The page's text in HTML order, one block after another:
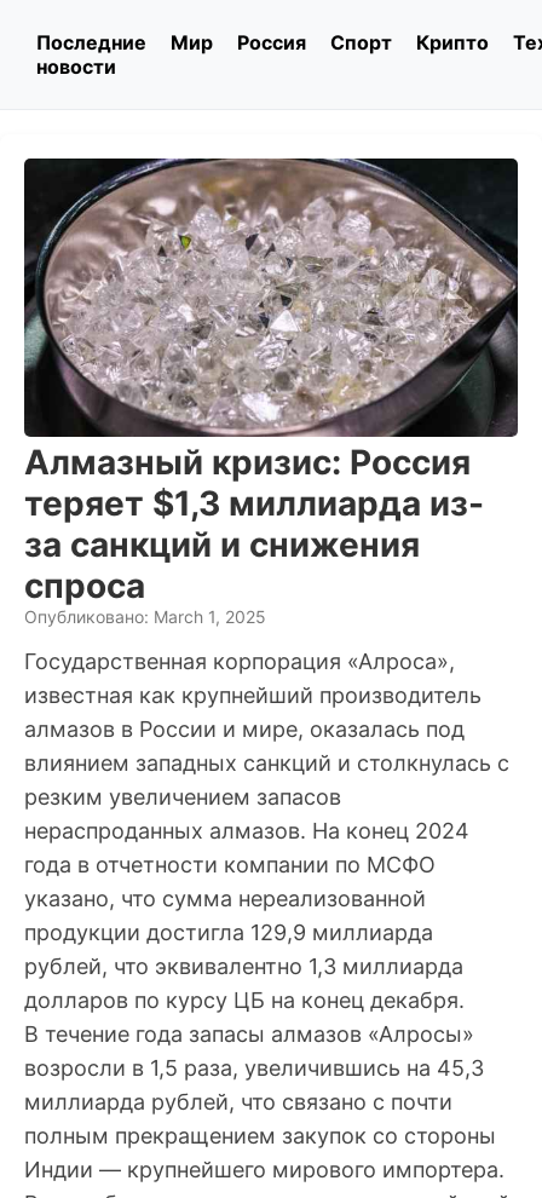
Последние
новости
Мир Россия Спорт Крипто
Алмазный кризис: Россия
теряет $1,3 миллиарда из-
за санкций и снижения
спроса
Опубликовано: March 1, 2025
Государственная корпорация «Алроса»,
известная как крупнейший производитель
алмазов в России и мире, оказалась под
влиянием западных санкций и столкнулась с
резким увеличением запасов
нераспроданных алмазов. На конец 2024
года в отчетности компании по МСФО
указано, что сумма нереализованной
продукции достигла 129,9 миллиарда
рублей, что эквивалентно 1,3 миллиарда
долларов по курсу ЦБ на конец декабря.
В течение года запасы алмазов «Алросы»
возросли в 1,5 раза, увеличившись на 45,3
миллиарда рублей, что связано с почти
полным прекращением закупок со стороны
Индии — крупнейшего мирового импортера.